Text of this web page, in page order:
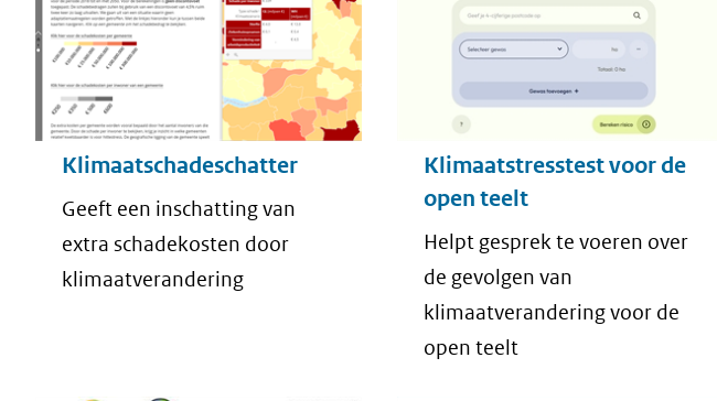
Klimaatschadeschatter
Geeft een inschatting van
extra schadekosten door
klimaatverandering
Klimaatstresstest voor de
open teelt
Helpt gesprek te voeren over
de gevolgen van
klimaatverandering voor de
open teelt